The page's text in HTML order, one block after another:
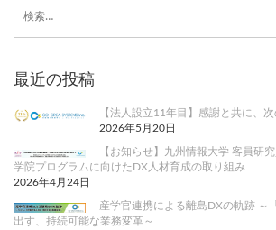
索:
最近の投稿
【法人設立11年目】感謝と共に、
2026年5月20日
【お知らせ】九州情報大学 客員研
学院プログラムに向けたDX人材育成の取り組み
2026年4月24日
産学官連携による離島DXの軌跡 ～
出す、持続可能な業務変革～